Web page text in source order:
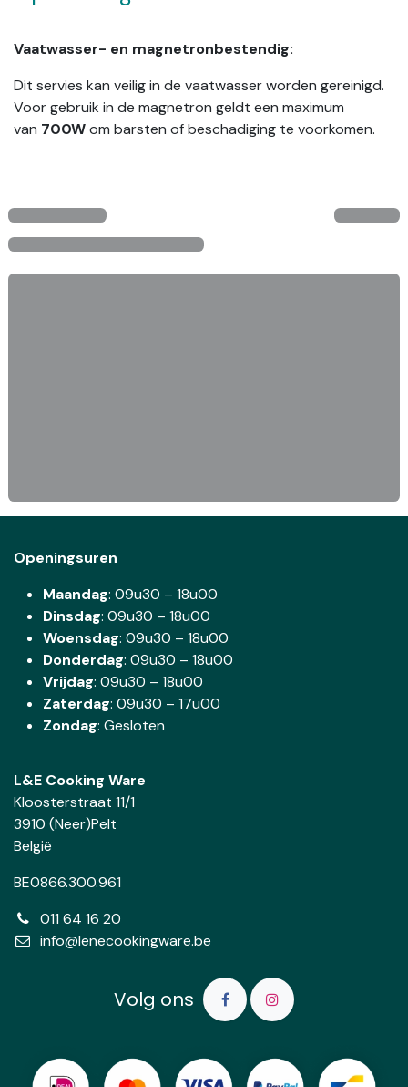
Vaatwasser- en magnetronbestendig:
Dit servies kan veilig in de vaatwasser worden gereinigd.
Voor gebruik in de magnetron geldt een maximum
van 700Wom barsten of beschadiging te voorkomen.
Openingsuren
Maandag: 09u30 – 18u00
Dinsdag: 09u30 – 18u00
Woensdag: 09u30 – 18u00
Donderdag: 09u30 – 18u00
Vrijdag: 09u30 – 18u00
Zaterdag: 09u30 – 17u00
Zondag: Gesloten
L&E Cooking Ware
Kloosterstraat 11/1
3910 (Neer)Pelt
België
BE0866.300.961
011 64 16 20
info@lenecookingware.be
Volg ons